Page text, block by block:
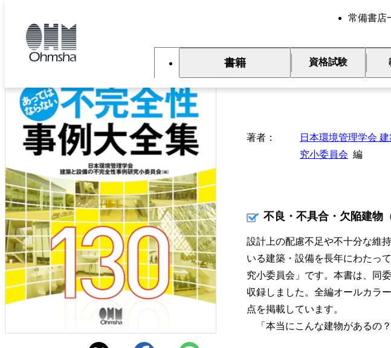
常備書店
書籍 資格試験
建築・設備のあ
著者
日本環境管理学会
究小委員会 編
不良・不具合・欠陥建物
設計上の配慮不足や不十分な維
いる建築・設備を長年にわたっ
究小委員会」です。本書は、同
収録しました。全編オールカラ
点を掲載しています。
「本当にこんな建物があるの